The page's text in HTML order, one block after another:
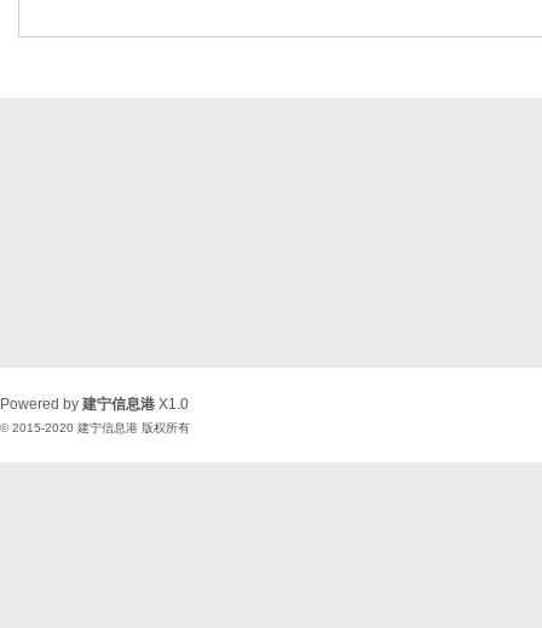
Powered by 建宁信息港 X1.0
© 2015-2020 建宁信息港 版权所有